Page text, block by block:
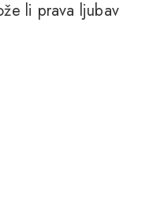
li prava ljubav